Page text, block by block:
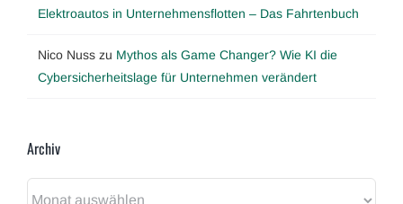
Elektroautos in Unternehmensflotten – Das Fahrtenbuch
Nico Nuss zu Mythos als Game Changer? Wie KI die
Cybersicherheitslage für Unternehmen verändert
Archiv